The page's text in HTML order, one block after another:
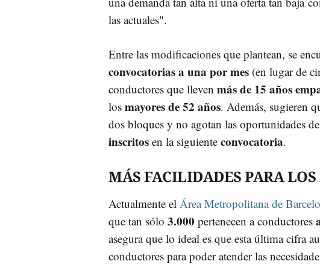
las actuales".
Entre las modificaciones que plantean, se
convocatorias a una por mes (en lugar de
conductores que lleven más de 15 años
los mayores de 52 años. Además, sugieren
dos bloques y no agotan las oportunidades
inscritos en la siguiente convocatoria.
MÁS FACILIDADES PARA LOS
Actualmente el Área Metropolitana de
que tan sólo 3.000 pertenecen a conductores
asegura que lo ideal es que esta última cifra
conductores para poder atender las